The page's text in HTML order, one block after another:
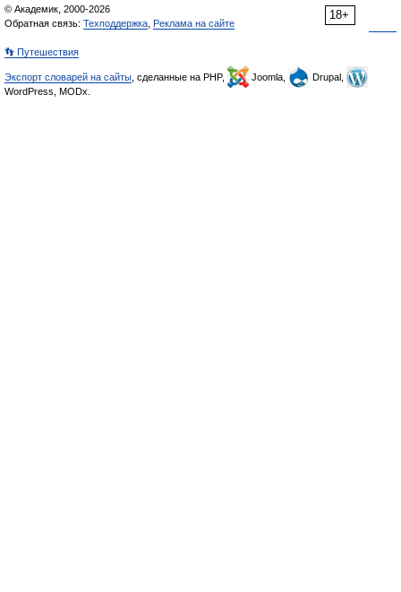
18+
© Академик, 2000-2026
Обратная связь: Техподдержка Реклама на сайте
👣 Путешествия
Экспорт словарей на сайты , сделанные на PHP, Joomla,
Drupal,
WordPress, MODx.